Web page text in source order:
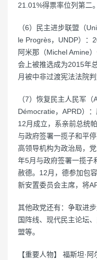
21.01%得票率位列第二。
（6）民主进步联盟（
le Progrès，UNDP）：
阿米那（Michel Amine
会上被推选成为2015年
月被中非过渡宪法法院判
（7）恢复民主人民军
Démocratie，APRD）
12月成立，系亲前总统
与政府签署一揽子和平
高领导机构为政治局，
年5月与政府签署一揽子
赦德。12月，德参加包
新安置委员会主席，将
其他政党还有：争取进
国阵线、现代民主论坛
盟等。
【重要人物】 福斯坦·